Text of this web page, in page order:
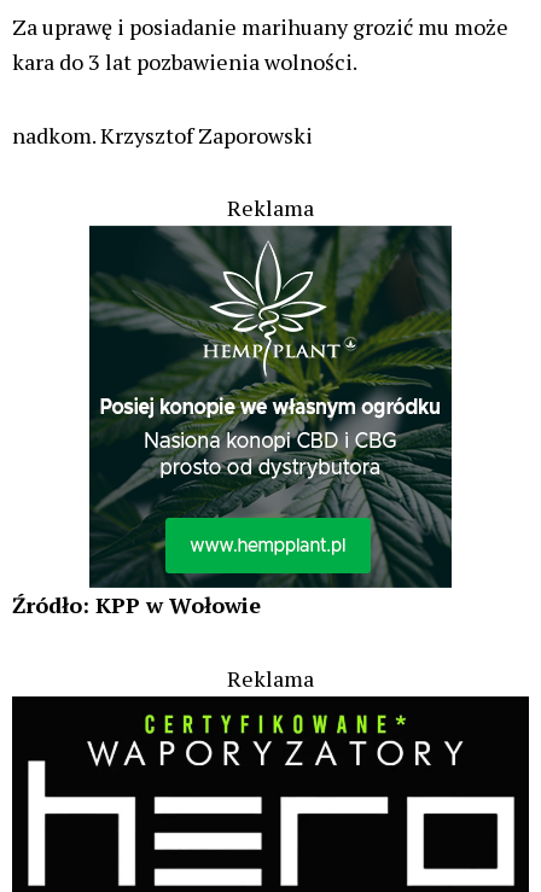
Za uprawę i posiadanie marihuany grozić mu może
kara do 3 lat pozbawienia wolności.
nadkom. Krzysztof Zaporowski
Reklama
Źródło: KPP w Wołowie
Reklama